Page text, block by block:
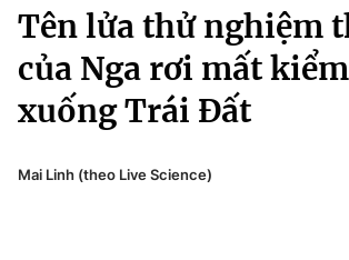
Chuyên mục
Chính trị
Xã hội
Pháp luật
Kinh tế
Thể thao
Truyền hình
Văn hóa - Giải trí
Y tế
Công nghệ
Tên lửa thử nghiệm
của Nga rơi mất
xuống Trái Đất
Mai Linh (theo Live Science)